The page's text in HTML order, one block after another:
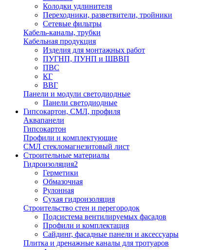
Колодки удлинителя
Переходники, разветвители, тройники
Сетевые фильтры
Кабель-каналы, трубки
Кабельная продукция
Изделия для монтажных работ
ПУГНП, ПУНП и ШВВП
ПВС
КГ
ВВГ
Панели и модули светодиодные
Панели светодиодные
Гипсокартон, СМЛ, профиля
Аквапанели
Гипсокартон
Профили и комплектующие
СМЛ стекломагнезитовый лист
Строительные материалы
Гидроизоляция2
Герметики
Обмазочная
Рулонная
Сухая гидроизоляция
Строительство стен и перегородок
Подсистема вентилируемых фасадов
Профили и комплектация
Сайдинг, фасадные панели и аксессуары
Плитка и дренажные каналы для тротуаров